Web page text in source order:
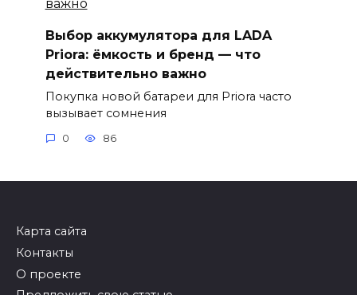
Выбор аккумулятора для LADA
Priora: ёмкость и бренд — что
действительно важно
Покупка новой батареи для Priora часто
вызывает сомнения
0 86
Карта сайта
Контакты
О проекте